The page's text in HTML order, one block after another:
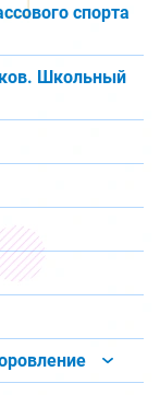
спорта
Школьный